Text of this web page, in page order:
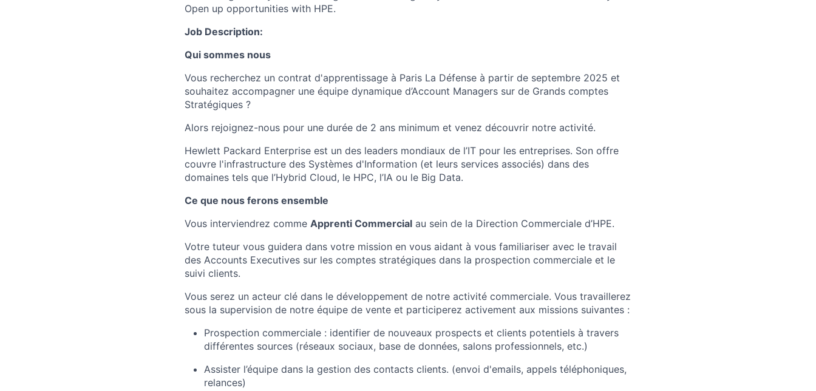
Open up opportunities with HPE.
Job Description:
Qui sommes nous
Vous recherchez un contrat d'apprentissage à Paris La Défense à partir de septembre 2025 et
souhaitez accompagner une équipe dynamique d’Account Managers sur de Grands comptes
Stratégiques ?
Alors rejoignez-nous pour une durée de 2 ans minimum et venez découvrir notre activité.
Hewlett Packard Enterprise est un des leaders mondiaux de l’IT pour les entreprises. Son offre
couvre l'infrastructure des Systèmes d'Information (et leurs services associés) dans des
domaines tels que l’Hybrid Cloud, le HPC, l’IA ou le Big Data.
Ce que nous ferons ensemble
Vous interviendrez comme Apprenti Commercial au sein de la Direction Commerciale d’HPE.
Votre tuteur vous guidera dans votre mission en vous aidant à vous familiariser avec le travail
des Accounts Executives sur les comptes stratégiques dans la prospection commerciale et le
suivi clients.
Vous serez un acteur clé dans le développement de notre activité commerciale. Vous travaillerez
sous la supervision de notre équipe de vente et participerez activement aux missions suivantes :
Prospection commerciale : identifier de nouveaux prospects et clients potentiels à travers
différentes sources (réseaux sociaux, base de données, salons professionnels, etc.)
Assister l’équipe dans la gestion des contacts clients. (envoi d'emails, appels téléphoniques,
relances)